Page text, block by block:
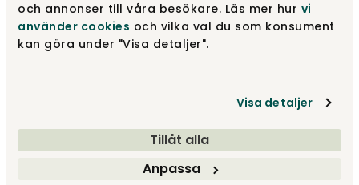
och annonser till våra besökare. Läs mer hur vi
använder cookies och vilka val du som konsument
kan göra under "Visa detaljer".
Visa detaljer
Tillåt alla
Anpassa
Crude Nature
11 400 kr
Visa fler +3